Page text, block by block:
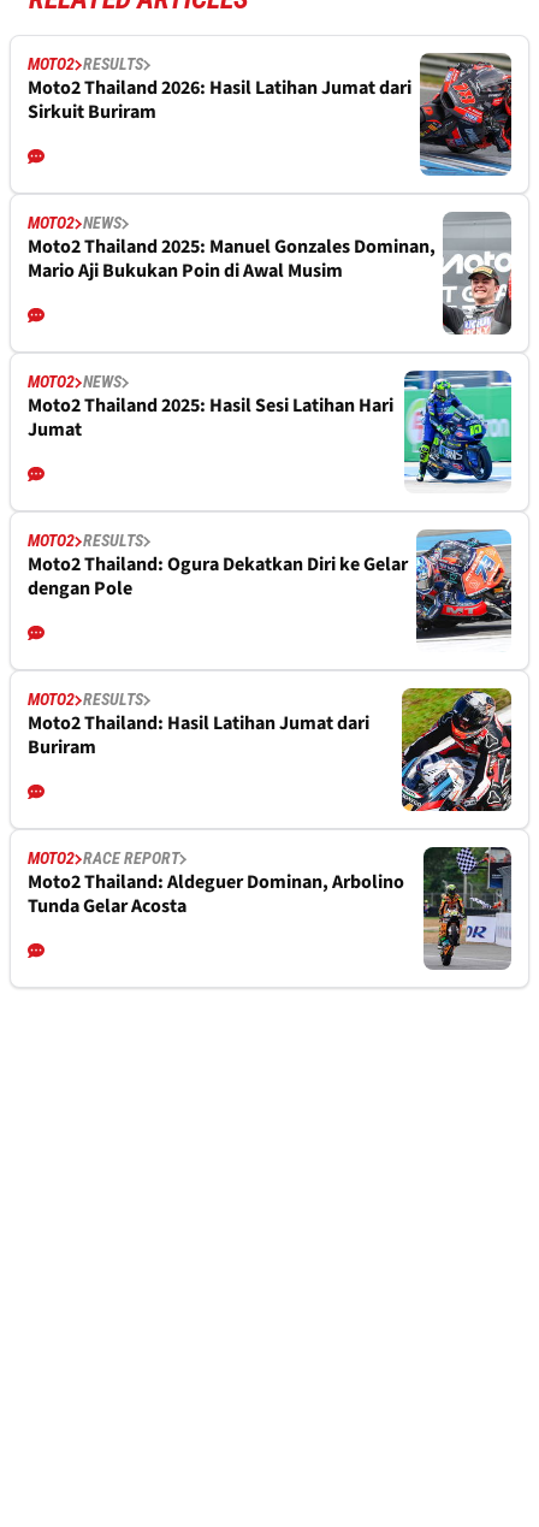
MOTO2 RESULTS
Moto2 Thailand 2026: Hasil Latihan Jumat dari
Sirkuit Buriram
MOTO2 NEWS
Moto2 Thailand 2025: Manuel Gonzales Dominan,
Mario Aji Bukukan Poin di Awal Musim
MOTO2 NEWS
Moto2 Thailand 2025: Hasil Sesi Latihan Hari
Jumat
MOTO2 RESULTS
Moto2 Thailand: Ogura Dekatkan Diri ke Gelar
dengan Pole
MOTO2 RESULTS
Moto2 Thailand: Hasil Latihan Jumat dari
Buriram
MOTO2 RACE REPORT
Moto2 Thailand: Aldeguer Dominan, Arbolino
Tunda Gelar Acosta